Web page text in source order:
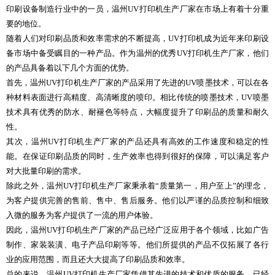
印刷设备制造行业中的一员，温州UV打印机生产厂家在市场上有着十分重
要的地位。
随着人们对印刷品质和效率需求的不断提高，UV打印机成为近年来印刷设
备市场中备受瞩目的一种产品。作为温州的优秀UV打印机生产厂家，他们
的产品具备着以下几个方面的优势。
首先，温州UV打印机生产厂家的产品采用了先进的UV喷墨技术，可以在各
种材料表面进行高精度、高清晰度的喷印。相比传统的喷墨技术，UV喷墨
技术具有优秀的防水、耐褪色等特点，大幅度提升了印刷品的质量和耐久
性。
其次，温州UV打印机生产厂家的产品还具有高效的工作速度和稳定的性
能。在保证印刷品质的同时，生产效率也得到很好的保障，可以满足客户
对大批量印刷的需求。
除此之外，温州UV打印机生产厂家秉承着“质量第一，用户至上”的理念，
为客户提供完善的售前、售中、售后服务。他们以严谨的品质控制和细致
入微的服务为客户提供了一流的用户体验。
因此，温州UV打印机生产厂家的产品已经广泛应用于各个领域，比如广告
制作、家装装潢、电子产品印刷等等。他们所提供的产品不仅拓展了各行
业的应用范围，而且还大大提高了印刷品质和效率。